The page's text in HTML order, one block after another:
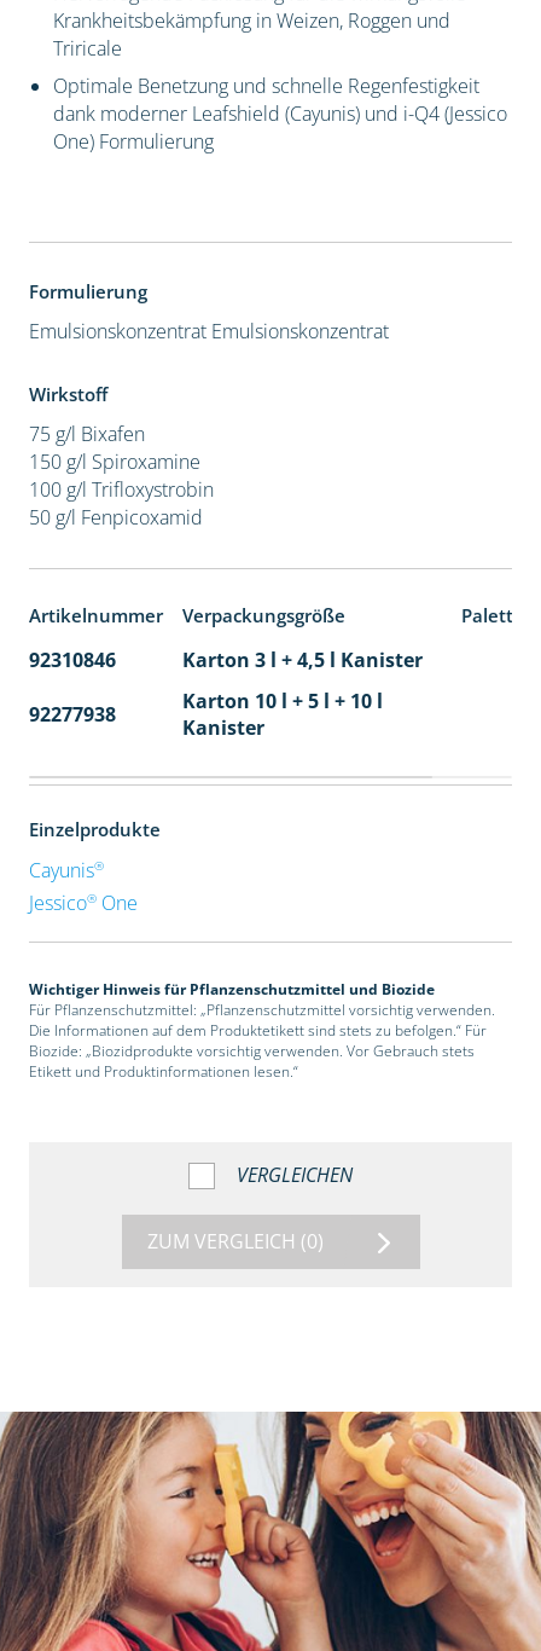
Krankheitsbekämpfung in Weizen, Roggen und
Triricale
Optimale Benetzung und schnelle Regenfestigkeit
dank moderner Leafshield (Cayunis) und i-Q4 (Jessico
One) Formulierung
Formulierung
Emulsionskonzentrat Emulsionskonzentrat
Wirkstoff
75 g/l Bixafen
150 g/l Spiroxamine
100 g/l Trifloxystrobin
50 g/l Fenpicoxamid
Artikelnummer Verpackungsgröße
92310846 Karton 3 l + 4,5 l Kanister
92277938
Karton 10 l + 5 l + 10 l
Kanister
Einzelprodukte
Cayunis®
Jessico®One
Wichtiger Hinweis für Pflanzenschutzmittel und Biozide
Für Pflanzenschutzmittel: „Pflanzenschutzmittel vorsichtig verwenden.
Die Informationen auf dem Produktetikett sind stets zu befolgen.“ Für
Biozide: „Biozidprodukte vorsichtig verwenden. Vor Gebrauch stets
Etikett und Produktinformationen lesen.“
VERGLEICHEN
ZUM VERGLEICH (0)